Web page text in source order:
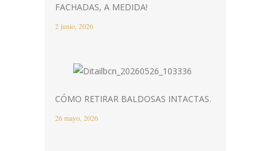
FACHADAS, A MEDIDA!
2 junio, 2026
CÓMO RETIRAR BALDOSAS INTACTAS.
26 mayo, 2026